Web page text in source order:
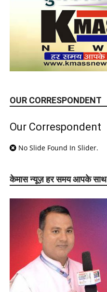
OUR CORRESPONDENT
Our Correspondent
No Slide Found In Slider.
केमास न्यूज़ हर समय आपके साथ